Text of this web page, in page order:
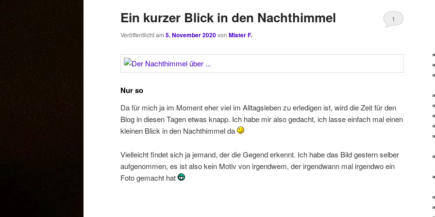
Ein kurzer Blick in den Nachthimmel
Veröffentlicht am 5. November 2020von Mister F.
1
Nur so
Da für mich ja im Moment eher viel im Alltagsleben zu erledigen ist, wird die Zeit für den
Blog in diesen Tagen etwas knapp. Ich habe mir also gedacht, ich lasse einfach mal einen
kleinen Blick in den Nachthimmel da
Vielleicht findet sich ja jemand, der die Gegend erkennt. Ich habe das Bild gestern selber
aufgenommen, es ist also kein Motiv von irgendwem, der irgendwann mal irgendwo ein
Foto gemacht hat